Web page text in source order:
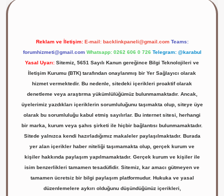
Reklam ve İletişim: E-mail: backlinkpaneli@gmail.com Teams:
forumhizmeti@gmail.com Whatsapp: 0262 606 0 726 Telegram: @karabul
Yasal Uyarı: Sitemiz, 5651 Sayılı Kanun gereğince Bilgi Teknolojileri ve
İletişim Kurumu (BTK) tarafından onaylanmış bir Yer Sağlayıcı olarak
hizmet vermektedir. Bu nedenle, sitedeki içerikleri proaktif olarak
denetleme veya araştırma yükümlülüğümüz bulunmamaktadır. Ancak,
üyelerimiz yazdıkları içeriklerin sorumluluğunu taşımakta olup, siteye üye
olarak bu sorumluluğu kabul etmiş sayılırlar. Bu internet sitesi, herhangi
bir marka, kurum veya şahıs şirketi ile hiçbir bağlantısı bulunmamaktadır.
Sitede yalnızca kendi hazırladığımız makaleler paylaşılmaktadır. Burada
yer alan içerikler haber niteliği taşımamakta olup, gerçek kurum ve
kişiler hakkında paylaşım yapılmamaktadır. Gerçek kurum ve kişiler ile
isim benzerlikleri tamamen tesadüfidir. Sitemiz, kar amacı gütmeyen ve
tamamen ücretsiz bir bilgi paylaşım platformudur. Hukuka ve yasal
düzenlemelere aykırı olduğunu düşündüğünüz içerikleri,